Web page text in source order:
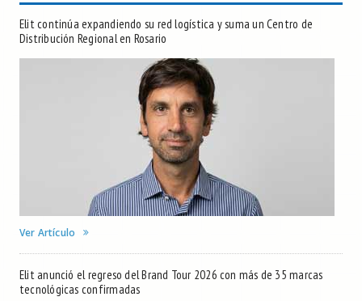
Elit continúa expandiendo su red logística y suma un Centro de
Distribución Regional en Rosario
Ver Artículo
Elit anunció el regreso del Brand Tour 2026 con más de 35 marcas
tecnológicas confirmadas